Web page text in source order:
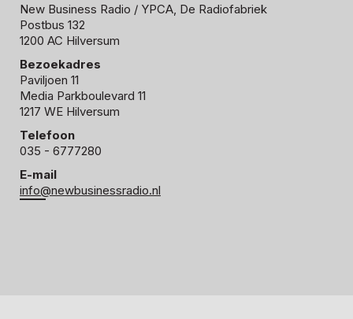
New Business Radio / YPCA, De Radiofabriek
Postbus 132
1200 AC Hilversum
Bezoekadres
Paviljoen 11
Media Parkboulevard 11
1217 WE Hilversum
Telefoon
035 - 6777280
E-mail
info@newbusinessradio.nl